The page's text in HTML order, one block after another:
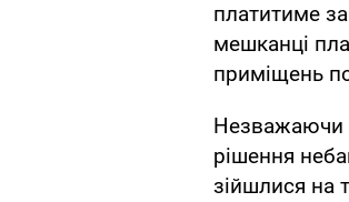
платитиме
мешканці
приміщень
Незважаючи
рішення
зійшлися на